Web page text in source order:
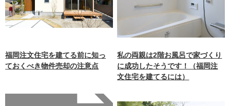
福岡注文住宅を建てる前に知っ
ておくべき物件売却の注意点
私の両親は2階お風呂で家づくり
に成功したそうです！（福岡注
文住宅を建てるには）